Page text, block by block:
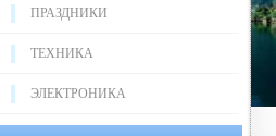
ПРАЗДНИКИ
ТЕХНИКА
ЭЛЕКТРОНИКА